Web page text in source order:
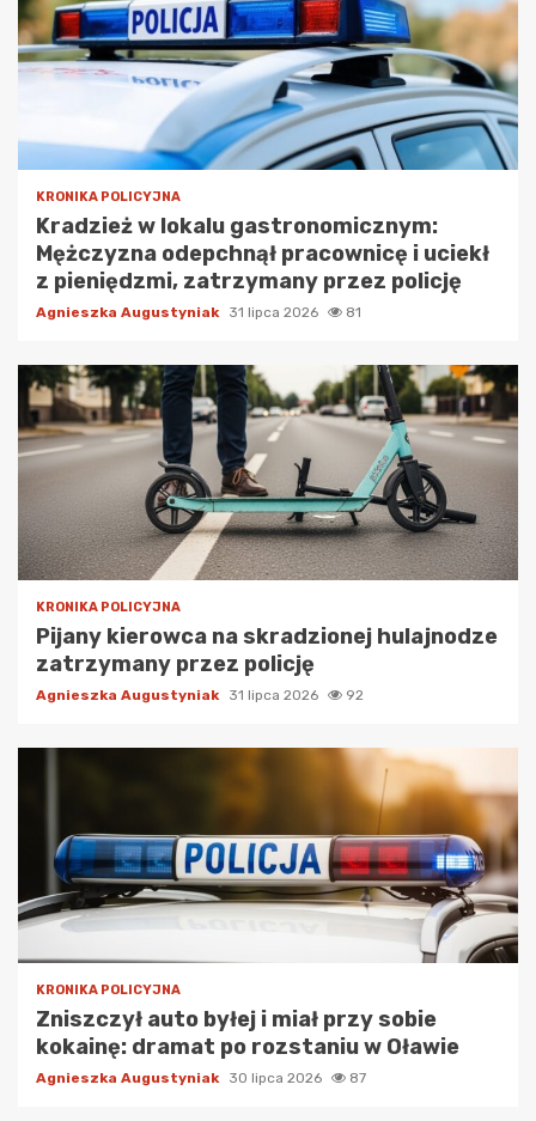
KRONIKA POLICYJNA
Kradzież w lokalu gastronomicznym:
Mężczyzna odepchnął pracownicę i uciekł
z pieniędzmi, zatrzymany przez policję
Agnieszka Augustyniak 31 lipca 2026 81
KRONIKA POLICYJNA
Pijany kierowca na skradzionej hulajnodze
zatrzymany przez policję
Agnieszka Augustyniak 31 lipca 2026 92
KRONIKA POLICYJNA
Zniszczył auto byłej i miał przy sobie
kokainę: dramat po rozstaniu w Oławie
Agnieszka Augustyniak 30 lipca 2026 87